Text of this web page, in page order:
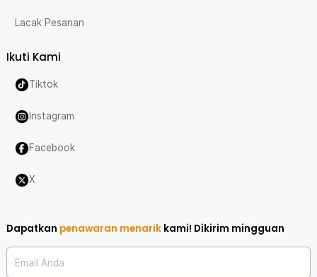
Lacak Pesanan
Ikuti Kami
Tiktok
Instagram
Facebook
X
Dapatkan penawaran menarik kami! Dikirim mingguan
Email Anda